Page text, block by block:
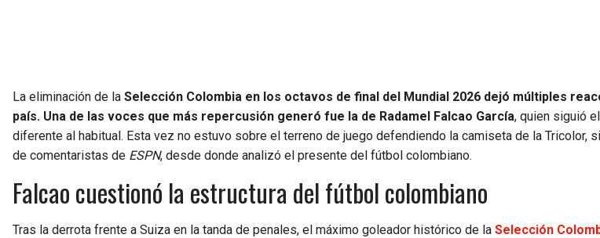
La eliminación de la Selección Colombia en los octavos de final del Mundial 2026 dejó múltiples
país. Una de las voces que más repercusión generó fue la de Radamel Falcao García, quien siguió
diferente al habitual. Esta vez no estuvo sobre el terreno de juego defendiendo la camiseta de la Tricolor,
de comentaristas de ESPN, desde donde analizó el presente del fútbol colombiano.
Falcao cuestionó la estructura del fútbol colombiano
Tras la derrota frente a Suiza en la tanda de penales, el máximo goleador histórico de la Selección